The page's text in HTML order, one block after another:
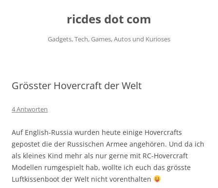
ricdes dot com
Gadgets, Tech, Games, Autos und Kurioses
Grösster Hovercraft der Welt
4 Antworten
Auf English-Russia wurden heute einige Hovercrafts
gepostet die der Russischen Armee angehören. Und da ich
als kleines Kind mehr als nur gerne mit RC-Hovercraft
Modellen rumgespielt hab, wollte ich euch das grösste
Luftkissenboot der Welt nicht vorenthalten